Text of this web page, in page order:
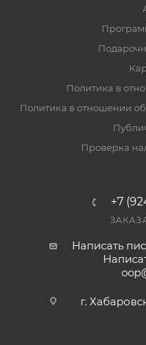
Политика в
Политика в отношении
Проверка
+7
Написать
г.